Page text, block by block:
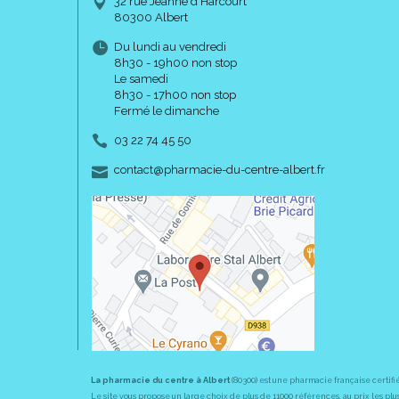
80300 Albert
Du lundi au vendredi
8h30 - 19h00 non stop
Le samedi
8h30 - 17h00 non stop
Fermé le dimanche
03 22 74 45 50
contact-
@-
pharmacie-du-centre-albert.fr
La pharmacie du centre à Albert(80300) est une pharmacie française
Le site vous propose un large choix de plus de 11000 références, au prix les